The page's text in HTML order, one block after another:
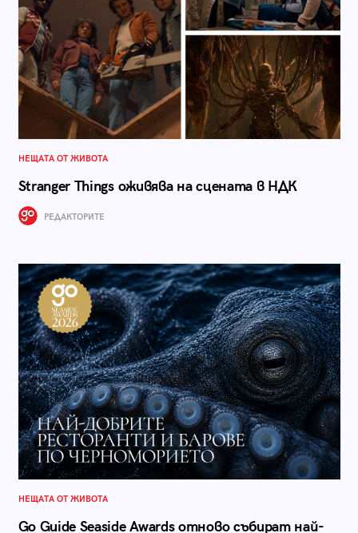
НЕЩАТА ОТ ЖИВОТА
Stranger Things оживява на сцената в НДК
РЕДАКТОРИТЕ
НЕЩАТА ОТ ЖИВОТА
Go Guide Seaside Awards отново събират най-